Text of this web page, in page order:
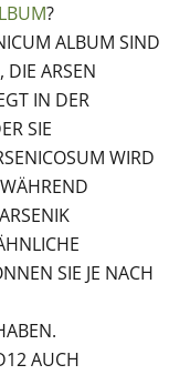
?
ALBUM SIND
DIE ARSEN
IN DER
SIE
WIRD
H
SIE JE NACH
AUCH